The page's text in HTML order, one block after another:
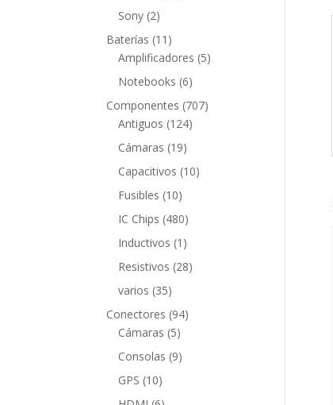
Sony 22
productos
Baterías 11 11
productos
Amplificadores 55
Notebooks 66
productos
Componentes 707707
Antiguos 124124
Cámaras 1919
productos
Capacitivos 1010
Fusibles 1010
productos
IC Chips 480480
productos
Inductivos 1 1
producto
Resistivos 2828
varios 3535
productos
Conectores 9494
Cámaras 55
productos
Consolas 99
GPS 1010
productos